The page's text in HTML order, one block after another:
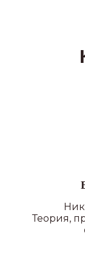
Теория,